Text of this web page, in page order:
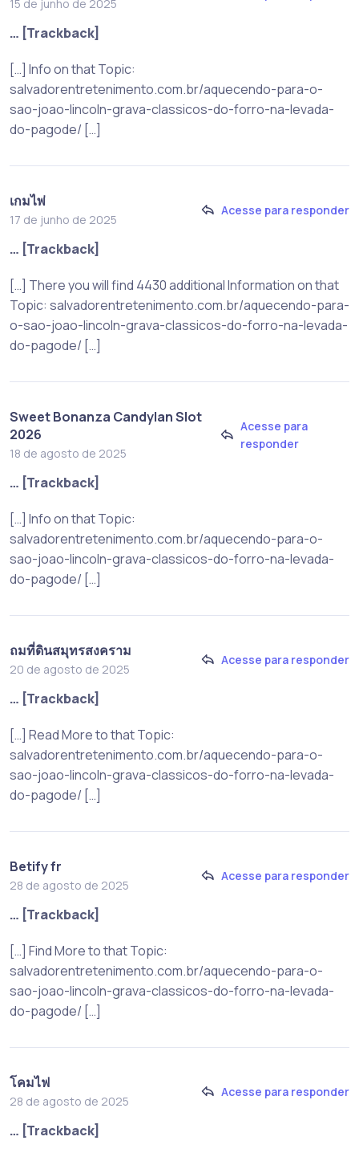
15 de junho de 2025
… [Trackback]
[…] Info on that Topic:
salvadorentretenimento.com.br/aquecendo-para-o-
sao-joao-lincoln-grava-classicos-do-forro-na-levada-
do-pagode/ […]
เกมไพ่
17 de junho de 2025
Acesse para responder
… [Trackback]
[…] There you will find 4430 additional Information on that
Topic: salvadorentretenimento.com.br/aquecendo-para-
o-sao-joao-lincoln-grava-classicos-do-forro-na-levada-
do-pagode/ […]
Sweet Bonanza Candylan Slot
2026
18 de agosto de 2025
Acesse para
responder
… [Trackback]
[…] Info on that Topic:
salvadorentretenimento.com.br/aquecendo-para-o-
sao-joao-lincoln-grava-classicos-do-forro-na-levada-
do-pagode/ […]
ถมที่ดินสมุทรสงคราม
20 de agosto de 2025
Acesse para responder
… [Trackback]
[…] Read More to that Topic:
salvadorentretenimento.com.br/aquecendo-para-o-
sao-joao-lincoln-grava-classicos-do-forro-na-levada-
do-pagode/ […]
Betify fr
28 de agosto de 2025
Acesse para responder
… [Trackback]
[…] Find More to that Topic:
salvadorentretenimento.com.br/aquecendo-para-o-
sao-joao-lincoln-grava-classicos-do-forro-na-levada-
do-pagode/ […]
โคมไฟ
28 de agosto de 2025
Acesse para responder
… [Trackback]